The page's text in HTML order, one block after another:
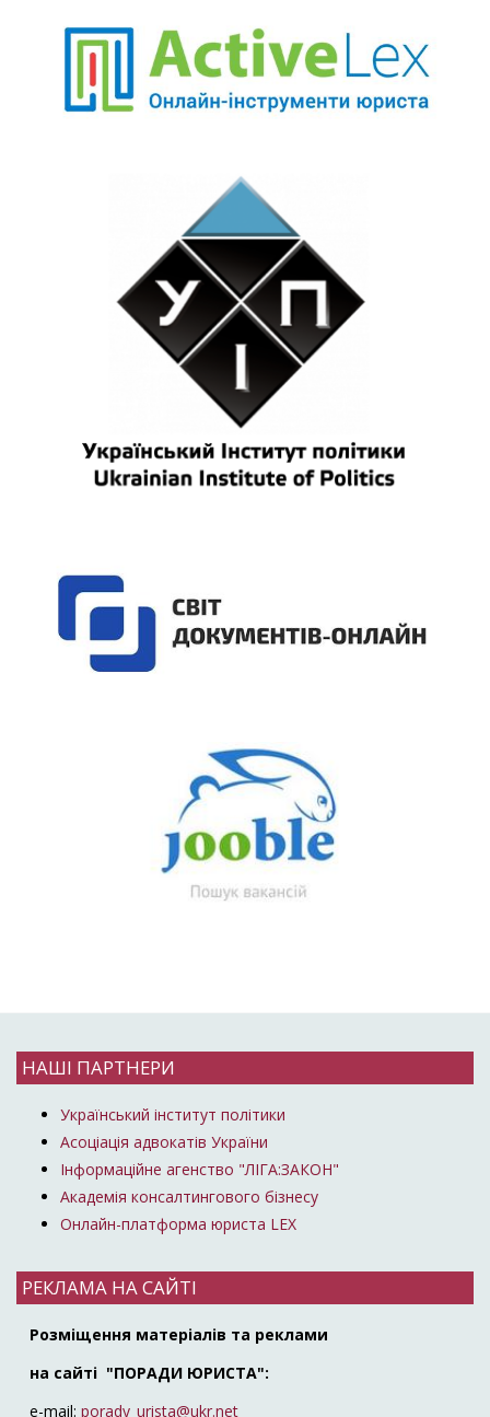
НАШІ ПАРТНЕРИ
Український інститут політики
Асоціація адвокатів України
Інформаційне агенство "ЛІГА:ЗАКОН"
Академія консалтингового бізнесу
Онлайн-платформа юриста LEX
РЕКЛАМА НА САЙТІ
Розміщення матеріалів та реклами
на сайті "ПОРАДИ ЮРИСТА":
e-mail: porady_urista@ukr.net